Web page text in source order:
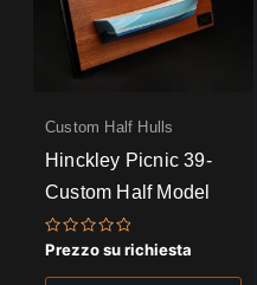
Custom Half Hulls
Hinckley Picnic 39-
Custom Half Model
Valutato
0
su
Prezzo su richiesta